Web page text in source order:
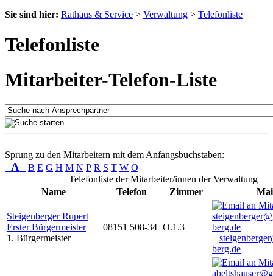
Sie sind hier: Rathaus & Service > Verwaltung > Telefonliste
Telefonliste
Mitarbeiter-Telefon-Liste
Sprung zu den Mitarbeitern mit dem Anfangsbuchstaben:
A B E G H M N P R S T W O
Telefonliste der Mitarbeiter/innen der Verwaltung
Name
Telefon Zimmer
Steigenberger Rupert
Erster Bürgermeister
1. Bürgermeister
08151 508-34 O.1.3
berg.de